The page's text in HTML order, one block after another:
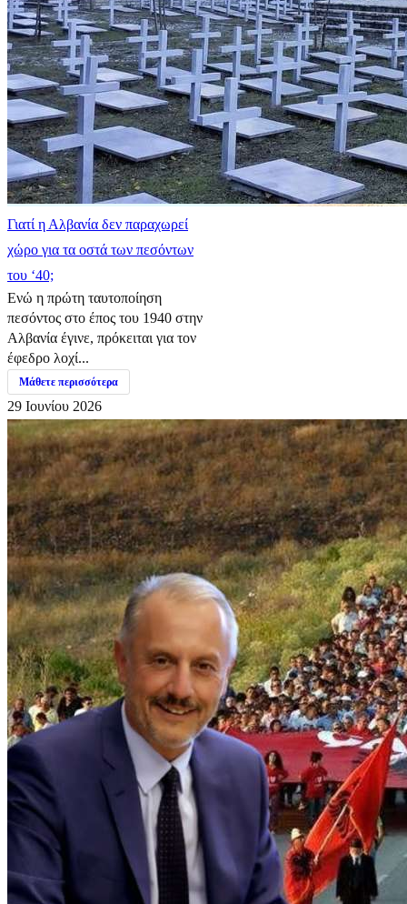
Γιατί η Αλβανία δεν παραχωρεί
χώρο για τα οστά των πεσόντων
του ‘40;
Ενώ η πρώτη ταυτοποίηση
πεσόντος στο έπος του 1940 στην
Αλβανία έγινε, πρόκειται για τον
έφεδρο λοχί...
Μάθετε περισσότερα
29 Ιουνίου 2026